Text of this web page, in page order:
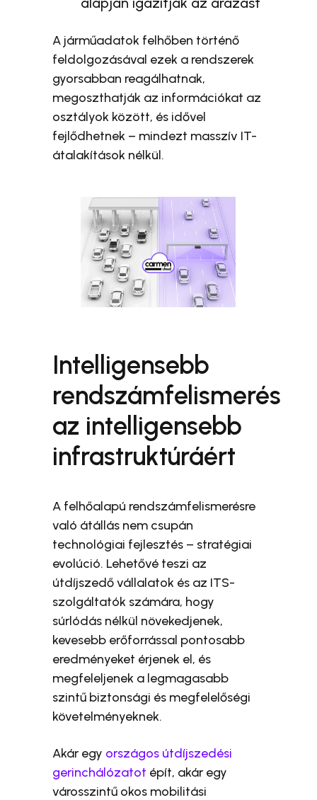
A járműadatok felhőben történő
feldolgozásával ezek a rendszerek
gyorsabban reagálhatnak,
megoszthatják az információkat az
osztályok között, és idővel
fejlődhetnek – mindezt masszív IT-
átalakítások nélkül.
Intelligensebb
rendszámfelismerés
az intelligensebb
infrastruktúráért
A felhőalapú rendszámfelismerésre
való átállás nem csupán
technológiai fejlesztés – stratégiai
evolúció. Lehetővé teszi az
útdíjszedő vállalatok és az ITS-
szolgáltatók számára, hogy
súrlódás nélkül növekedjenek,
kevesebb erőforrással pontosabb
eredményeket érjenek el, és
megfeleljenek a legmagasabb
szintű biztonsági és megfelelőségi
követelményeknek.
Akár egy országos útdíjszedési
gerinchálózatot épít, akár egy
városszintű okos mobilitási